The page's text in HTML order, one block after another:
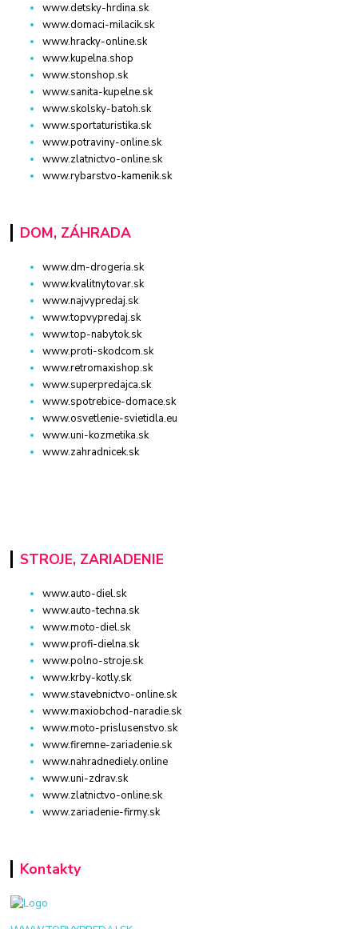
www.detsky-hrdina.sk
www.domaci-milacik.sk
www.hracky-online.sk
www.kupelna.shop
www.stonshop.sk
www.sanita-kupelne.sk
www.skolsky-batoh.sk
www.sportaturistika.sk
www.potraviny-online.sk
www.zlatnictvo-online.sk
www.rybarstvo-kamenik.sk
DOM, ZÁHRADA
www.dm-drogeria.sk
www.kvalitnytovar.sk
www.najvypredaj.sk
www.topvypredaj.sk
www.top-nabytok.sk
www.proti-skodcom.sk
www.retromaxishop.sk
www.superpredajca.sk
www.spotrebice-domace.sk
www.osvetlenie-svietidla.eu
www.uni-kozmetika.sk
www.zahradnicek.sk
STROJE, ZARIADENIE
www.auto-diel.sk
www.auto-techna.sk
www.moto-diel.sk
www.profi-dielna.sk
www.polno-stroje.sk
www.krby-kotly.sk
www.stavebnictvo-online.sk
www.maxiobchod-naradie.sk
www.moto-prislusenstvo.sk
www.firemne-zariadenie.sk
www.nahradnediely.online
www.uni-zdrav.sk
www.zlatnictvo-online.sk
www.zariadenie-firmy.sk
Kontakty